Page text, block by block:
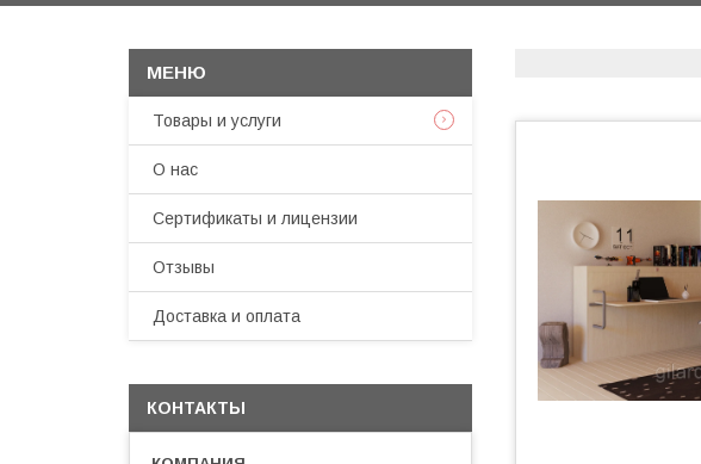
Товары и услуги
О нас
Сертификаты и лицензии
Отзывы
Доставка и оплата
КОНТАКТЫ